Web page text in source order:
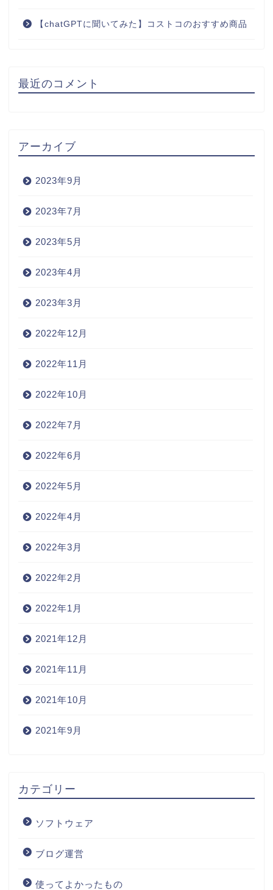
【chatGPTに聞いてみた】コストコのおすすめ商品
最近のコメント
アーカイブ
2023年9月
2023年7月
2023年5月
2023年4月
2023年3月
2022年12月
2022年11月
2022年10月
2022年7月
2022年6月
2022年5月
2022年4月
2022年3月
2022年2月
2022年1月
2021年12月
2021年11月
2021年10月
2021年9月
カテゴリー
ソフトウェア
ブログ運営
使ってよかったもの